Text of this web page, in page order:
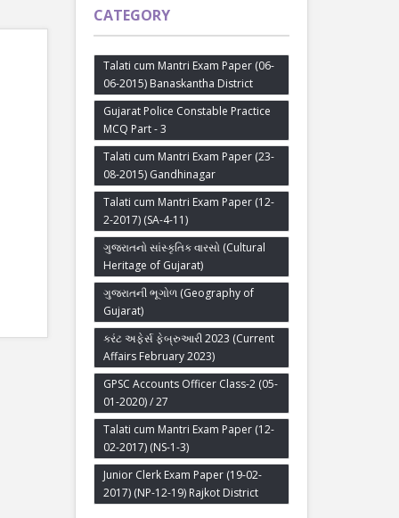
CATEGORY
Talati cum Mantri Exam Paper (06-
06-2015) Banaskantha District
Gujarat Police Constable Practice
MCQ Part - 3
Talati cum Mantri Exam Paper (23-
08-2015) Gandhinagar
Talati cum Mantri Exam Paper (12-
2-2017) (SA-4-11)
ગુજરાતનો સાંસ્કૃતિક વારસો (Cultural
Heritage of Gujarat)
ગુજરાતની ભૂગોળ (Geography of
Gujarat)
કરંટ અફેર્સ ફેબ્રુઆરી 2023 (Current
Affairs February 2023)
GPSC Accounts Officer Class-2 (05-
01-2020) / 27
Talati cum Mantri Exam Paper (12-
02-2017) (NS-1-3)
Junior Clerk Exam Paper (19-02-
2017) (NP-12-19) Rajkot District